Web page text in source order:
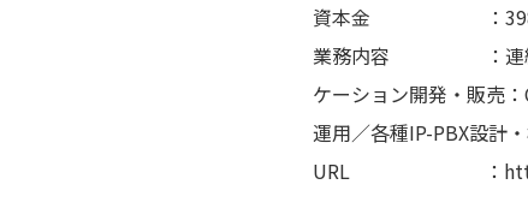
資本金 ：
業務内容 ：連絡とれ
ケーション開発・販売
運用／各種IP-PBX設計
URL ：https://